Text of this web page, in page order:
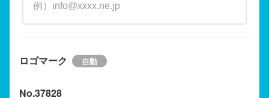
ロゴマーク
No.37828